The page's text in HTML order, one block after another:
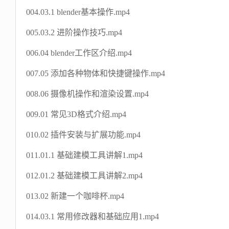
004.03.1 blender基本操作.mp4
005.03.2 进阶操作技巧.mp4
006.04 blender工作区介绍.mp4
007.05 添加各种物体和快捷键操作.mp4
008.06 摄像机操作和渲染设置.mp4
009.01 常见3D格式介绍.mp4
010.02 插件安装与扩展功能.mp4
011.01.1 基础建模工具讲解1.mp4
012.01.2 基础建模工具讲解2.mp4
013.02 新建一个咖啡杯.mp4
014.03.1 常用修改器和基础应用1.mp4